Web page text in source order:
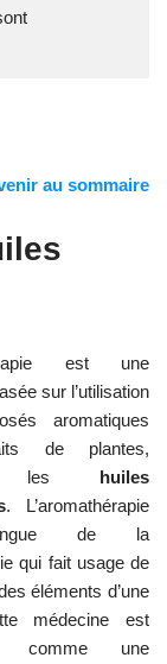
au sommaire
est une
sur l’utilisation
aromatiques
de plantes,
les huiles
. L’aromathérapie
de la
qui fait usage de
éléments d’une
médecine est
comme une